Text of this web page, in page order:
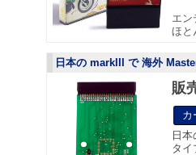
エン
ほと
日本の markIII で 海外
販
日
タ